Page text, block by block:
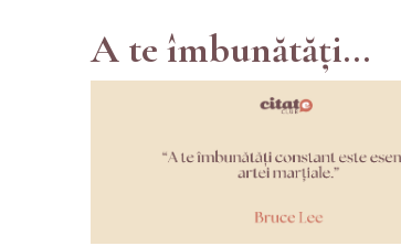
A te îmbunătăți...